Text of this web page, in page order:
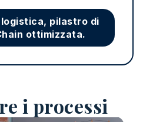
pilastro di
ottimizzata.
i processi